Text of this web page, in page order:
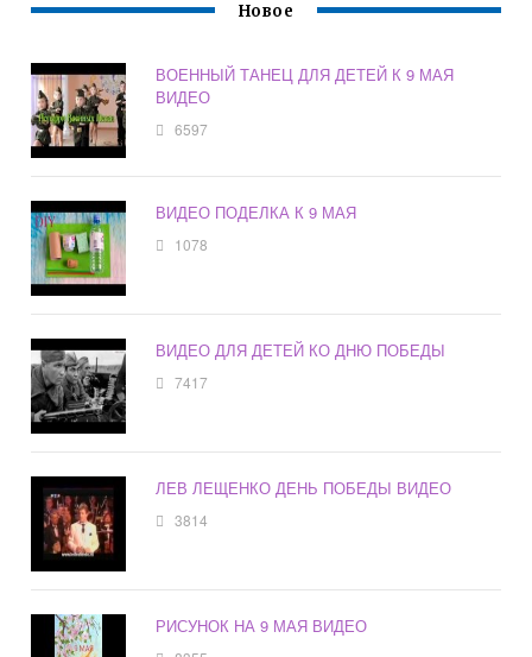
Новое
ВОЕННЫЙ ТАНЕЦ ДЛЯ ДЕТЕЙ К 9 МАЯ
ВИДЕО
6597
ВИДЕО ПОДЕЛКА К 9 МАЯ
1078
ВИДЕО ДЛЯ ДЕТЕЙ КО ДНЮ ПОБЕДЫ
7417
ЛЕВ ЛЕЩЕНКО ДЕНЬ ПОБЕДЫ ВИДЕО
3814
РИСУНОК НА 9 МАЯ ВИДЕО